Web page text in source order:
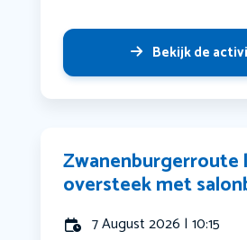
Bekijk de
Zwanenburgerroute
oversteek met
7 August 2026 | 10:15